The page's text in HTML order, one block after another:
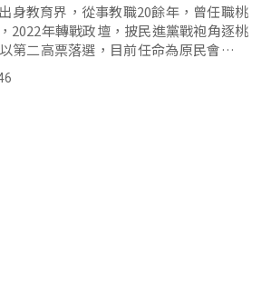
身教育界，從事教職20餘年，曾任職桃
2022年轉戰政壇，披民進黨戰袍角逐桃
第二高票落選，目前任命為原民會副主
豐富的經驗和專業知...。